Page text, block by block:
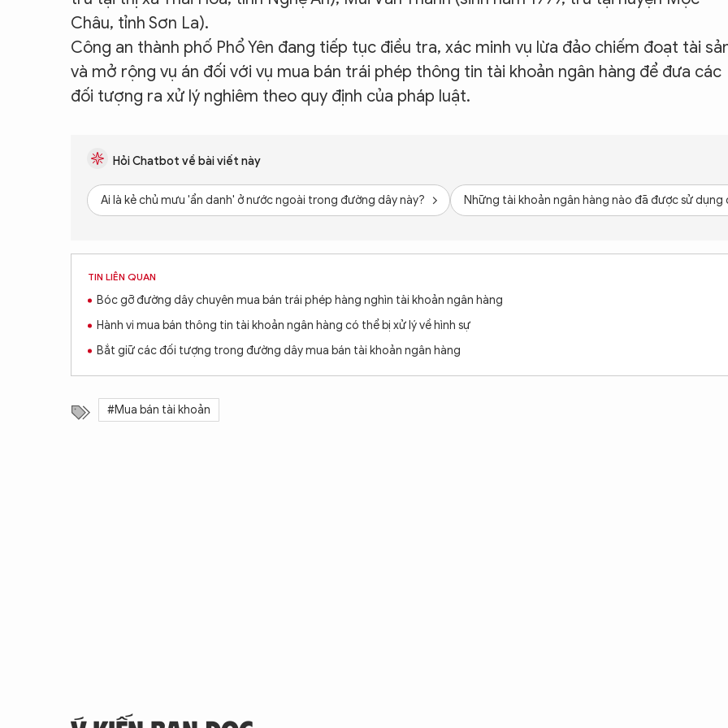
Châu, tỉnh Sơn La).
Công an thành phố Phổ Yên đang tiếp tục điều tra, xác minh vụ lừa đảo chiếm đoạt tài
và mở rộng vụ án đối với vụ mua bán trái phép thông tin tài khoản ngân hàng để đưa các
đối tượng ra xử lý nghiêm theo quy định của pháp luật.
Hỏi Chatbot về bài viết này
Ai là kẻ chủ mưu 'ẩn danh' ở nước ngoài trong đường dây này? Những tài khoản ngân hàng nào đã được sử dụng
TIN LIÊN QUAN
Bóc gỡ đường dây chuyên mua bán trái phép hàng nghìn tài khoản ngân hàng
Hành vi mua bán thông tin tài khoản ngân hàng có thể bị xử lý về hình sự
Bắt giữ các đối tượng trong đường dây mua bán tài khoản ngân hàng
#Mua bán tài khoản